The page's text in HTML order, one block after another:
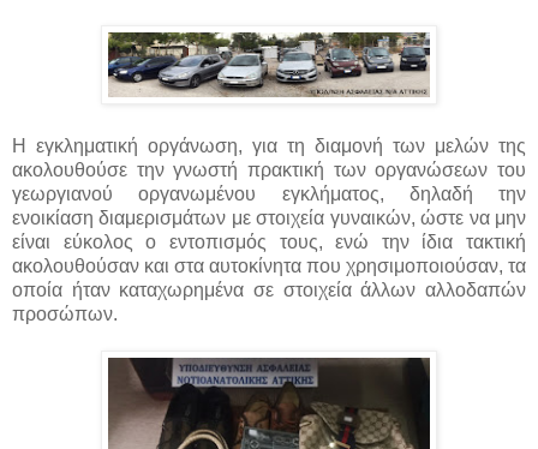
Η εγκληματική οργάνωση, για τη διαμονή των μελών της
ακολουθούσε την γνωστή πρακτική των οργανώσεων του
γεωργιανού οργανωμένου εγκλήματος, δηλαδή την
ενοικίαση διαμερισμάτων με στοιχεία γυναικών, ώστε να μην
είναι εύκολος ο εντοπισμός τους, ενώ την ίδια τακτική
ακολουθούσαν και στα αυτοκίνητα που χρησιμοποιούσαν, τα
οποία ήταν καταχωρημένα σε στοιχεία άλλων αλλοδαπών
προσώπων.